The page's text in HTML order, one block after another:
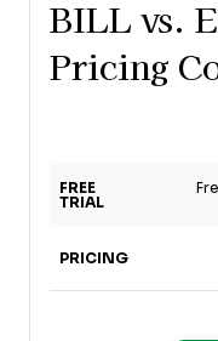
BILL vs.
Pricing
FREE
TRIAL
PRICING